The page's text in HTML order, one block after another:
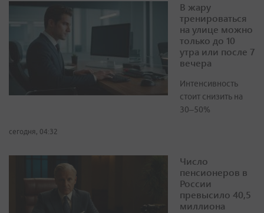
В жару
тренироваться
на улице можно
только до 10
утра или после 7
вечера
Интенсивность
стоит снизить на
30–50%
сегодня, 04:32
Число
пенсионеров в
России
превысило 40,5
миллиона